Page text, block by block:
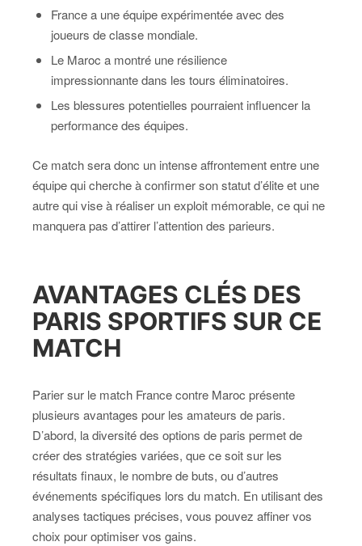
France a une équipe expérimentée avec des
joueurs de classe mondiale.
Le Maroc a montré une résilience
impressionnante dans les tours éliminatoires.
Les blessures potentielles pourraient influencer la
performance des équipes.
Ce match sera donc un intense affrontement entre une
équipe qui cherche à confirmer son statut d’élite et une
autre qui vise à réaliser un exploit mémorable, ce qui ne
manquera pas d’attirer l’attention des parieurs.
AVANTAGES CLÉS DES
PARIS SPORTIFS SUR CE
MATCH
Parier sur le match France contre Maroc présente
plusieurs avantages pour les amateurs de paris.
D’abord, la diversité des options de paris permet de
créer des stratégies variées, que ce soit sur les
résultats finaux, le nombre de buts, ou d’autres
événements spécifiques lors du match. En utilisant des
analyses tactiques précises, vous pouvez affiner vos
choix pour optimiser vos gains.